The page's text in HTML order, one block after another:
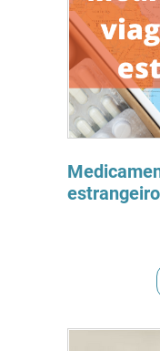
estrangeiro